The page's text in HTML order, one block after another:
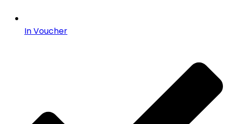
In Voucher